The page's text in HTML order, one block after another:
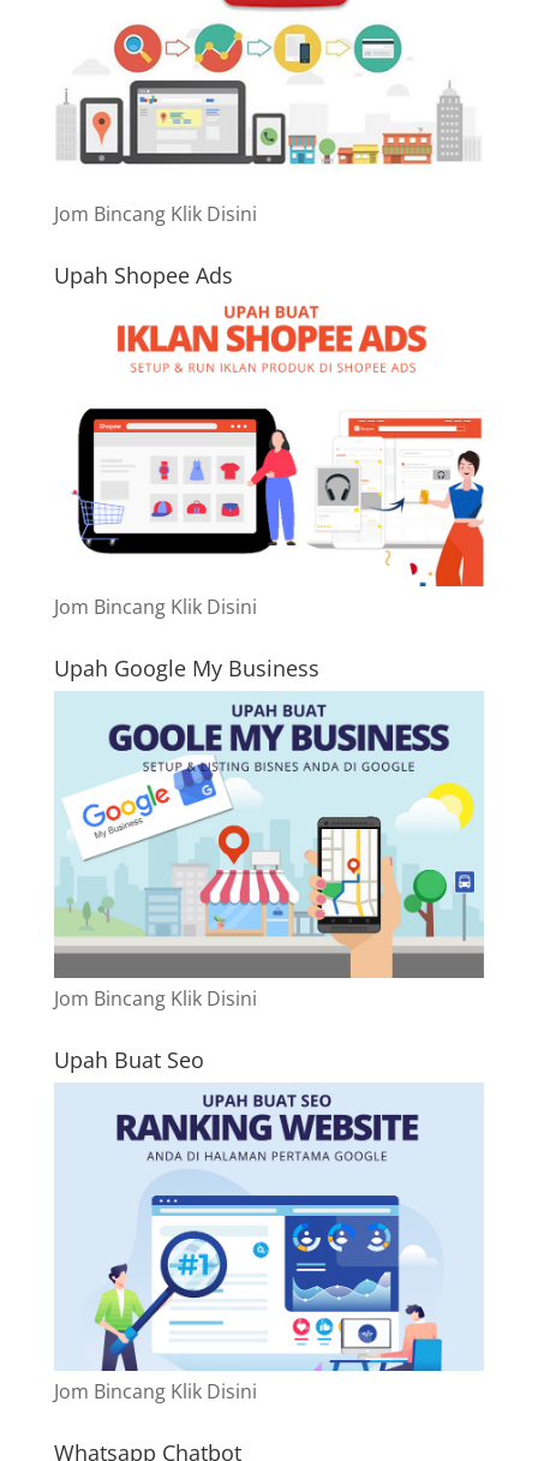
Jom Bincang Klik Disini
Upah Shopee Ads
Jom Bincang Klik Disini
Upah Google My Business
Jom Bincang Klik Disini
Upah Buat Seo
Jom Bincang Klik Disini
Whatsapp Chatbot